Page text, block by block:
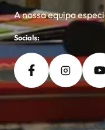
A nossa equipa
Socials: